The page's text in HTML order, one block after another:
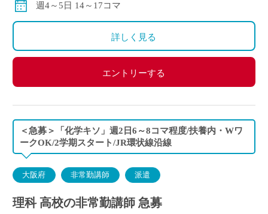
週4～5日 14～17コマ
詳しく見る
エントリーする
＜急募＞「化学キソ」週2日6～8コマ程度/扶養内・Wワ
ークOK/2学期スタート/JR環状線沿線
大阪府 非常勤講師 派遣
理科 高校の非常勤講師 急募